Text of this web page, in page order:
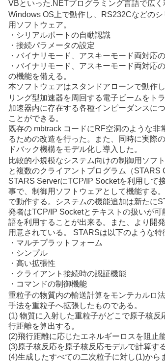
VBといった.NETプログラミング言語で広く
Windows OS上で動作し、RS232Cなどの
用ソフトウェア。
・シリアルポートの自動認識
・接続パラメータの設定
・バイナリモード、アスキーモード両対応
・バイナリモード、アスキーモード両対応
の機能を備える。
本ソフトウェアはスタンドアローンで動作
リング型加速器を周回する電子ビームをト
加速器内に存在する各種インピーダンスに
ことができる。
既存の mbtrack コードにRF空洞のような
るための改造を行った。また、同時に実際
ドバック機構をモデル化し導入した。
比較的小規模なシステム向けの制御用ソフ
と複数のクライアントプログラム（
STARS ServerにTCP/IP Socketを利用して
事で、制御用ソフトウェアとして機能する
で動作する。システムの機能追加は新たに
発者はTCP/IP Socketとテキストの扱いが
語を利用することが出来る。また、より開
用意されている。 STARSは以下のような特
・マルチプラットフォーム
・シンプル
・高い拡張性
・クライアント接続時の認証機能
・コマンドの制御機能
重粒子の物質内の輸送計算をモンテカルロ
手法を重粒子へ拡張したものである。
(1) 物質に入射した重粒子がどこで原子核
行距離を算出する。
(2)飛行距離に応じたエネルギーロスを阻止
(3)原子核反応を原子核反応モデルで計算する
(4)生成したすべての二次粒子に対し(1)から